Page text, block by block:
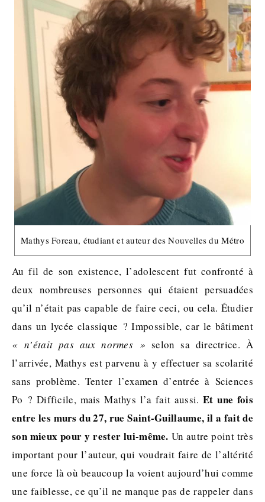
Mathys Foreau, étudiant et auteur des Nouvelles du Métro
Au fil de son existence, l’adolescent fut confronté à
deux nombreuses personnes qui étaient persuadées
qu’il n’était pas capable de faire ceci, ou cela. Étudier
dans un lycée classique ? Impossible, car le bâtiment
« n’était pas aux normes » selon sa directrice. À
l’arrivée, Mathys est parvenu à y effectuer sa scolarité
sans problème. Tenter l’examen d’entrée à Sciences
Po ? Difficile, mais Mathys l’a fait aussi.Et une fois
entre les murs du 27, rue Saint-Guillaume, il a fait de
son mieux pour y rester lui-même. Un autre point très
important pour l’auteur, qui voudrait faire de l’altérité
une force là où beaucoup la voient aujourd’hui comme
une faiblesse, ce qu’il ne manque pas de rappeler dans